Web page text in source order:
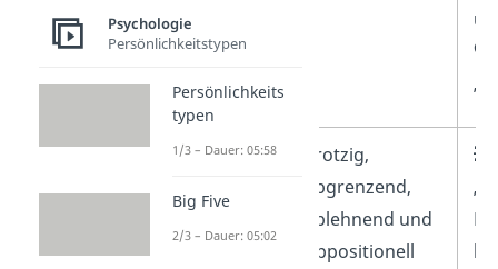
🗣️
Rebellisches
Trotzig,
abgrenzend,
ablehnend und
oppositionell
Psychologie
Persönlichkeitstypen
Persönlichkeits
typen
1/3 – Dauer: 05:58
Big Five
2/3 – Dauer: 05:02